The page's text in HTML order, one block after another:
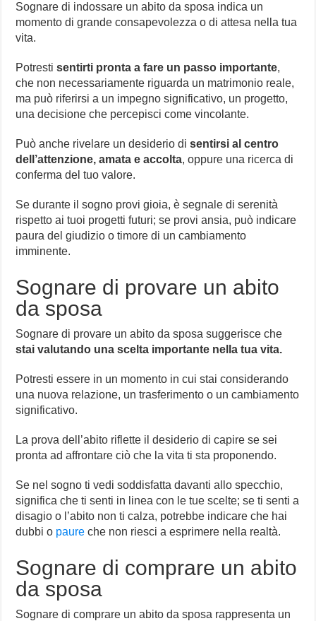
Sognare di indossare un abito da sposa indica un
momento di grande consapevolezza o di attesa nella tua
vita.
Potrestisentirti pronta a fare un passo importante,
che non necessariamente riguarda un matrimonio reale,
ma può riferirsi a un impegno significativo, un progetto,
una decisione che percepisci come vincolante.
Può anche rivelare un desiderio disentirsi al centro
dell’attenzione, amata e accolta, oppure una ricerca di
conferma del tuo valore.
Se durante il sogno provi gioia, è segnale di serenità
rispetto ai tuoi progetti futuri; se provi ansia, può indicare
paura del giudizio o timore di un cambiamento
imminente.
Sognare di provare un abito
da sposa
Sognare di provare un abito da sposa suggerisce che
stai valutando una scelta importante nella tua vita.
Potresti essere in un momento in cui stai considerando
una nuova relazione, un trasferimento o un cambiamento
significativo.
La prova dell’abito riflette il desiderio di capire se sei
pronta ad affrontare ciò che la vita ti sta proponendo.
Se nel sogno ti vedi soddisfatta davanti allo specchio,
significa che ti senti in linea con le tue scelte; se ti senti a
disagio o l’abito non ti calza, potrebbe indicare che hai
dubbi o paure che non riesci a esprimere nella realtà.
Sognare di comprare un abito
da sposa
Sognare di comprare un abito da sposa rappresenta un